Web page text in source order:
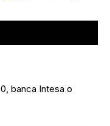
banca Intesa o